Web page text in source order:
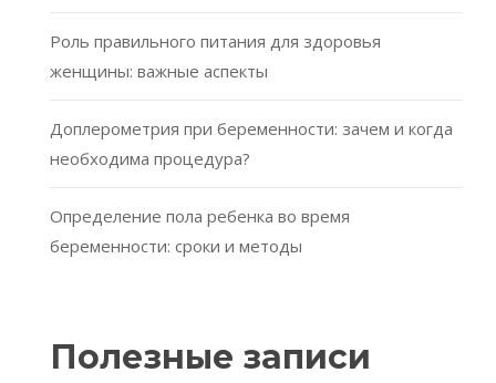
Роль правильного питания для здоровья
женщины: важные аспекты
Доплерометрия при беременности: зачем и когда
необходима процедура?
Определение пола ребенка во время
беременности: сроки и методы
Полезные записи